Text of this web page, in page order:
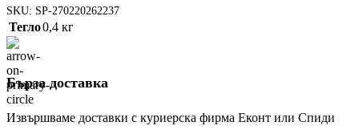
SKU: SP-270220262237
Тегло0,4 кг
Бърза доставка
Извършваме доставки с куриерска фирма Еконт или Спиди